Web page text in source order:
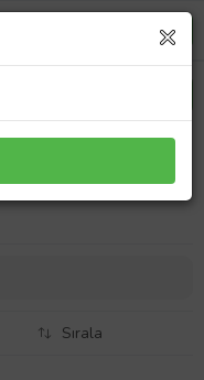
Hediyelik
Sırala